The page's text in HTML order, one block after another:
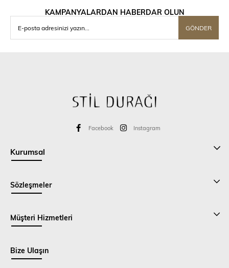
KAMPANYALARDAN HABERDAR OLUN
GÖNDER
Facebook Instagram
Kurumsal
Sözleşmeler
Müşteri Hizmetleri
Bize Ulaşın